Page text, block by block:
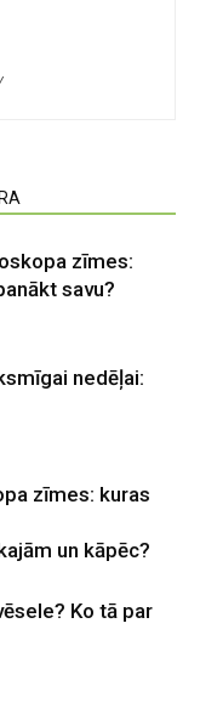
zīmes:
savu?
nedēļai:
zīmes: kuras
un kāpēc?
Ko tā par